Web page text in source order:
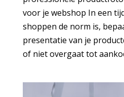
voor je webshop In een
shoppen de norm is,
presentatie van je
of niet overgaat tot